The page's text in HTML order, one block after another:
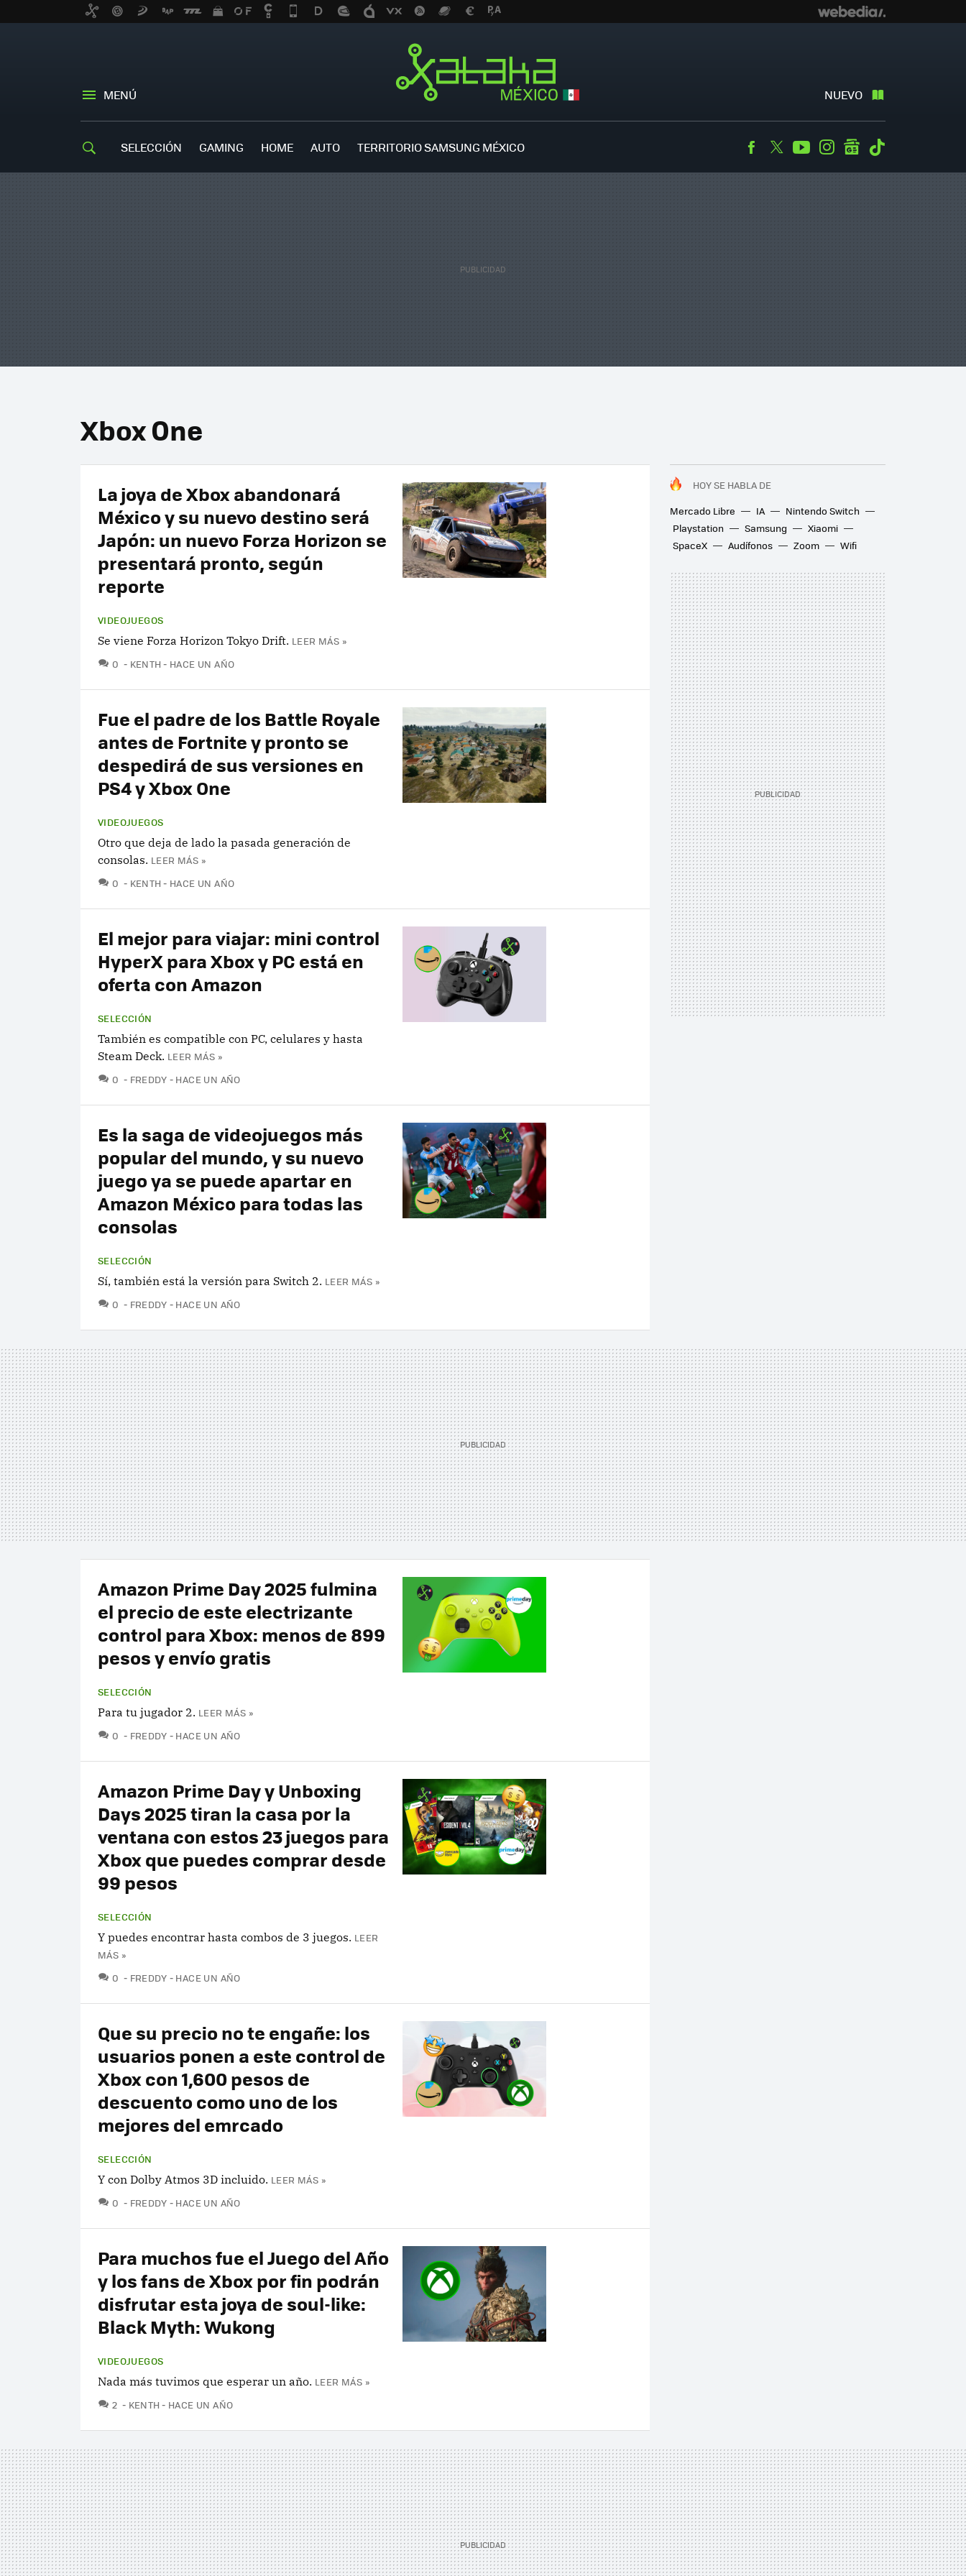
MENÚ NUEVO
SELECCIÓN GAMING HOME AUTO TERRITORIO SAMSUNG MÉXICO Facebook
TwitterYoutubeInstagramgooglenews
Xbox One
HOY SE HABLA DE
Mercado Libre
IA
Nintendo Switch
Playstation
Samsung
Xiaomi
SpaceX
Audífonos Zoom Wifi
La joya de Xbox abandonará
México y su nuevo destino será
Japón: un nuevo Forza Horizon se
presentará pronto, según
reporte
VIDEOJUEGOS
Se viene Forza Horizon Tokyo Drift. LEER MÁS »
0 COMENTARIOS
KENTH HACE UN AÑO
Fue el padre de los Battle Royale
antes de Fortnite y pronto se
despedirá de sus versiones en
PS4 y Xbox One
VIDEOJUEGOS
Otro que deja de lado la pasada generación de
consolas. LEER MÁS »
0 COMENTARIOS
KENTH HACE UN AÑO
El mejor para viajar: mini control
HyperX para Xbox y PC está en
oferta con Amazon
SELECCIÓN
También es compatible con PC, celulares y hasta
Steam Deck. LEER MÁS »
0 COMENTARIOS
FREDDY HACE UN AÑO
Es la saga de videojuegos más
popular del mundo, y su nuevo
juego ya se puede apartar en
Amazon México para todas las
consolas
SELECCIÓN
Sí, también está la versión para Switch 2. LEER MÁS »
0 COMENTARIOS
FREDDY HACE UN AÑO
Amazon Prime Day 2025 fulmina
el precio de este electrizante
control para Xbox: menos de 899
pesos y envío gratis
SELECCIÓN
Para tu jugador 2. LEER MÁS »
0 COMENTARIOS
FREDDY HACE UN AÑO
Amazon Prime Day y Unboxing
Days 2025 tiran la casa por la
ventana con estos 23 juegos para
Xbox que puedes comprar desde
99 pesos
SELECCIÓN
Y puedes encontrar hasta combos de 3 juegos. LEER
MÁS »
0 COMENTARIOS
FREDDY HACE UN AÑO
Que su precio no te engañe: los
usuarios ponen a este control de
Xbox con 1,600 pesos de
descuento como uno de los
mejores del emrcado
SELECCIÓN
Y con Dolby Atmos 3D incluido. LEER MÁS »
0 COMENTARIOS
FREDDY HACE UN AÑO
Para muchos fue el Juego del Año
y los fans de Xbox por fin podrán
disfrutar esta joya de soul-like:
Black Myth: Wukong
VIDEOJUEGOS
Nada más tuvimos que esperar un año. LEER MÁS »
2 COMENTARIOS
KENTH HACE UN AÑO